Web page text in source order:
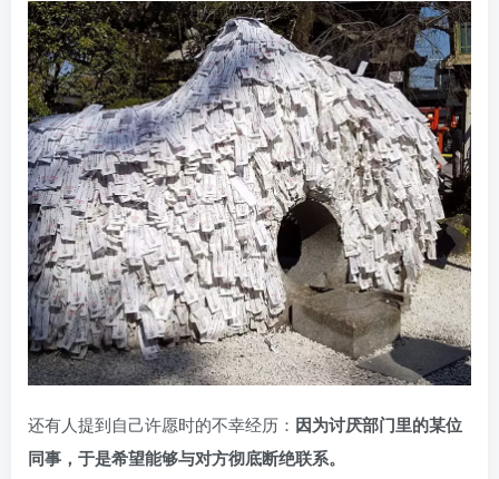
还有人提到自己许愿时的不幸经历： 因为讨厌部门里的某位
同事，于是希望能够与对方彻底断绝联系。